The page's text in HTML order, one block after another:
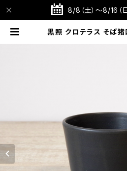
8/8（土）～8/16（
黒照 クロテラス そば